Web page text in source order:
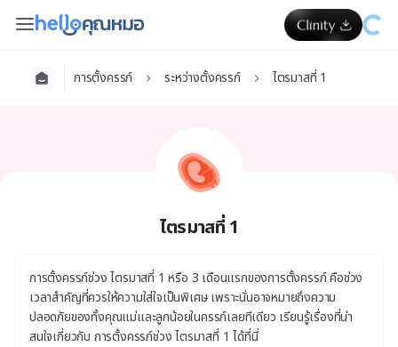
การตั้งครรภ์ ระหว่างตั้งครรภ์ ไตรมาสที่ 1
ไตรมาสที่ 1
การตั้งครรภ์ช่วง ไตรมาสที่ 1 หรือ 3 เดือนแรกของการตั้งครรภ์ คือช่วง
เวลาสำคัญที่ควรให้ความใส่ใจเป็นพิเศษ เพราะนั่นอาจหมายถึงความ
ปลอดภัยของทั้งคุณแม่และลูกน้อยในครรภ์เลยทีเดียว เรียนรู้เรื่องที่น่า
สนใจเกี่ยวกับ การตั้งครรภ์ช่วง ไตรมาสที่ 1 ได้ที่นี่